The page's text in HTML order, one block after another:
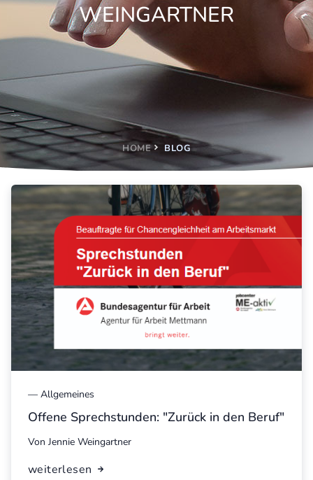
WEINGARTNER
HOME BLOG
— Allgemeines
Offene Sprechstunden: "Zurück in den Beruf"
Von Jennie Weingartner
weiterlesen